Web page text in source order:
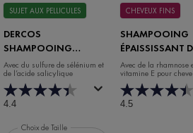
SUJET AUX PELLICULES
DERCOS
SHAMPOOING
ANTIPELLICULAIRE
CHEVEUX NORMAUX À
GRAS
Avec du sulfure de sélénium et
de l’acide salicylique
4.4
Choix de Taille
CHEVEUX FINS
SHAMPOOING
ÉPAISSISSANT
SOLUTIONS
Avec de la rhamnose
vitamine E pour
affaiblis
4.5